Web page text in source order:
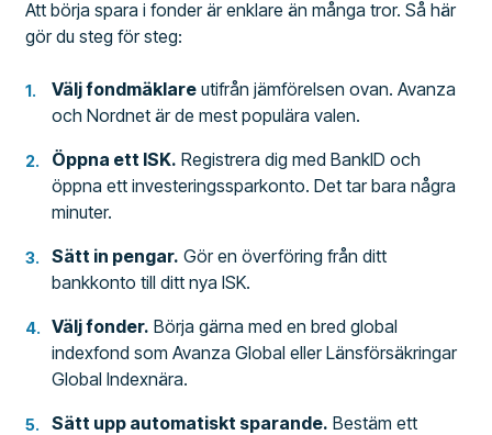
Att börja spara i fonder är enklare än många tror. Så här
gör du steg för steg:
Välj fondmäklare utifrån jämförelsen ovan. Avanza
och Nordnet är de mest populära valen.
Öppna ett ISK. Registrera dig med BankID och
öppna ett investeringssparkonto. Det tar bara några
minuter.
Sätt in pengar. Gör en överföring från ditt
bankkonto till ditt nya ISK.
Välj fonder. Börja gärna med en bred global
indexfond som Avanza Global eller Länsförsäkringar
Global Indexnära.
Sätt upp automatiskt sparande. Bestäm ett